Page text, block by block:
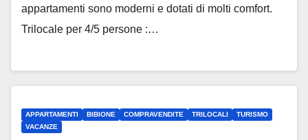
appartamenti sono moderni e dotati di molti comfort.
Trilocale per 4/5 persone :…
APPARTAMENTI BIBIONE COMPRAVENDITE TRILOCALI
TURISMO
VACANZE